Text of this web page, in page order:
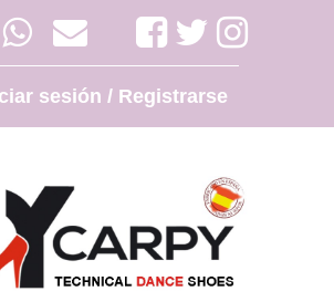
sesión / Registrarse